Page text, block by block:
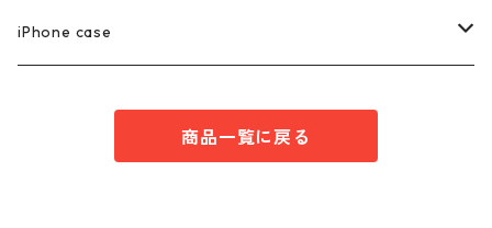
marina series/マリーナシリーズ
getsumen series/月面シリーズ
MEDA series/メダシリーズ
PIRCE & EARRNG
iPhone case
iPhone13 series
商品一覧に戻る